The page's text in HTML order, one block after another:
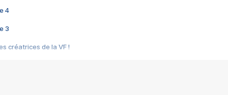
4
3
créatrices de la VF !